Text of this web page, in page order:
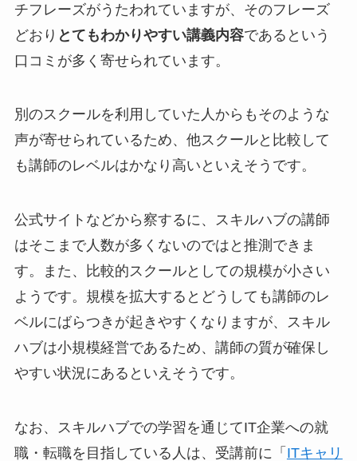
チフレーズがうたわれていますが、そのフレーズ
どおり とてもわかりやすい講義内容であるという
口コミが多く寄せられています。
別のスクールを利用していた人からもそのような
声が寄せられているため、他スクールと比較して
も講師のレベルはかなり高いといえそうです。
公式サイトなどから察するに、スキルハブの講師
はそこまで人数が多くないのではと推測できま
す。また、比較的スクールとしての規模が小さい
ようです。規模を拡大するとどうしても講師のレ
ベルにばらつきが起きやすくなりますが、スキル
ハブは小規模経営であるため、講師の質が確保し
やすい状況にあるといえそうです。
なお、スキルハブでの学習を通じてIT企業への就
職・転職を目指している人は、受講前に「 ITキャリ